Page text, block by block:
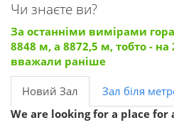
Чи знаєте ви?
За останніми вимірами
8848 м, а 8872,5 м, тобто -
вважали раніше
Новий Зал
Зал біля
We are looking for a place